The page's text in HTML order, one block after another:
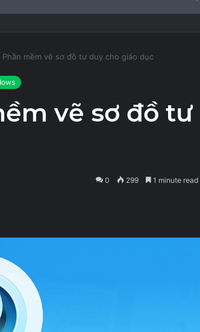
Phần mềm vẽ sơ đồ tư duy cho giáo dục
vẽ sơ đồ tư
0 299 1 minute read